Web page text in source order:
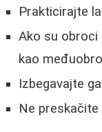
Prakticirajte
Ako su
kao
Izbegavajte
Ne preskačite